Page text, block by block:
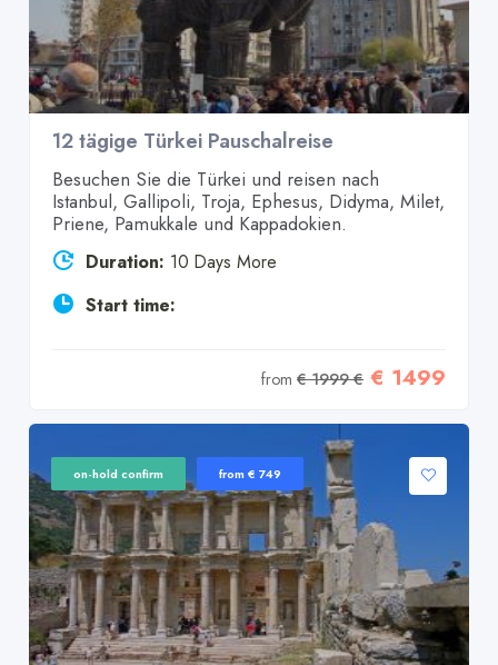
12 tägige Türkei Pauschalreise
Besuchen Sie die Türkei und reisen nach
Istanbul, Gallipoli, Troja, Ephesus, Didyma, Milet,
Priene, Pamukkale und Kappadokien.
Duration: 10 Days More
Start time:
from€ 1999 € € 1499
on-hold confirm from € 749